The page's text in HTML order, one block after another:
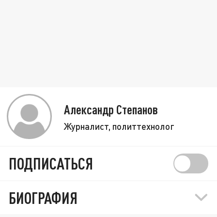
Александр Степанов
Журналист, политтехнолог
ПОДПИСАТЬСЯ
БИОГРАФИЯ